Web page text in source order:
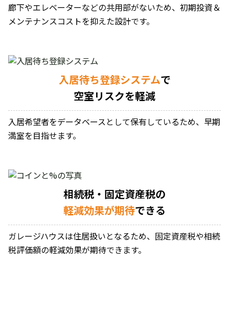
廊下やエレベーターなどの共用部がないため、初期投資＆
メンテナンスコストを抑えた設計です。
入居待ち登録システムで
空室リスクを軽減
入居希望者をデータベースとして保有しているため、早期
満室を目指せます。
相続税・固定資産税の
軽減効果が期待できる
ガレージハウスは住居扱いとなるため、固定資産税や相続
税評価額の軽減効果が期待できます。